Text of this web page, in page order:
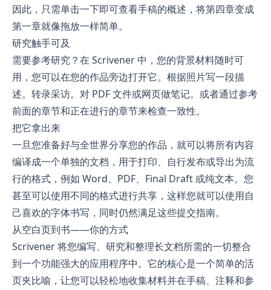
因此，只需单击一下即可查看手稿的概述，将第四章变成
第一章就像拖放一样简单。
研究触手可及
需要参考研究？在 Scrivener 中，您的背景材料随时可
用，您可以在您的作品旁边打开它。根据照片写一段描
述。转录采访。对 PDF 文件或网页做笔记。或者通过参考
前面的章节和正在进行的章节来检查一致性。
把它拿出来
一旦您准备好与全世界分享您的作品，就可以将所有内容
编译成一个单独的文档，用于打印、自行发布或导出为流
行的格式，例如 Word、PDF、Final Draft 或纯文本。您
甚至可以使用不同的格式进行共享，这样您就可以使用自
己喜欢的字体书写，同时仍然满足这些提交指南。
从空白页到书——你的方式
Scrivener 将您编写、研究和整理长文档所需的一切整合
到一个功能强大的应用程序中。它的核心是一个简单的活
页夹比喻，让您可以轻松地收集材料并在手稿、注释和参